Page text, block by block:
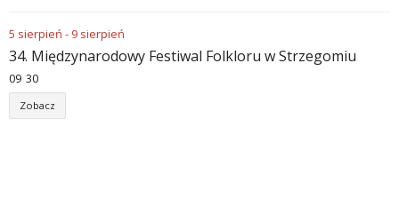
5 sierpień - 9 sierpień
34. Międzynarodowy Festiwal Folkloru w Strzegomiu
09 30
Zobacz